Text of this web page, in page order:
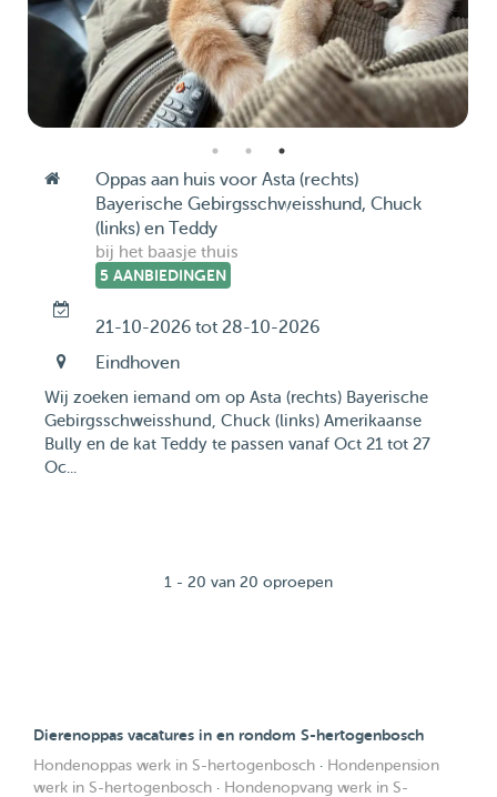
Oppas aan huis voor Asta (rechts)
Bayerische Gebirgsschweisshund, Chuck
(links) en Teddy
bij het baasje thuis
5 AANBIEDINGEN
21-10-2026 tot 28-10-2026
Eindhoven
Wij zoeken iemand om op Asta (rechts) Bayerische
Gebirgsschweisshund, Chuck (links) Amerikaanse
Bully en de kat Teddy te passen vanaf Oct 21 tot 27
Oc...
1 - 20 van 20 oproepen
Dierenoppas vacatures in en rondom S-hertogenbosch
Hondenoppas werk in S-hertogenbosch · Hondenpension
werk in S-hertogenbosch · Hondenopvang werk in S-